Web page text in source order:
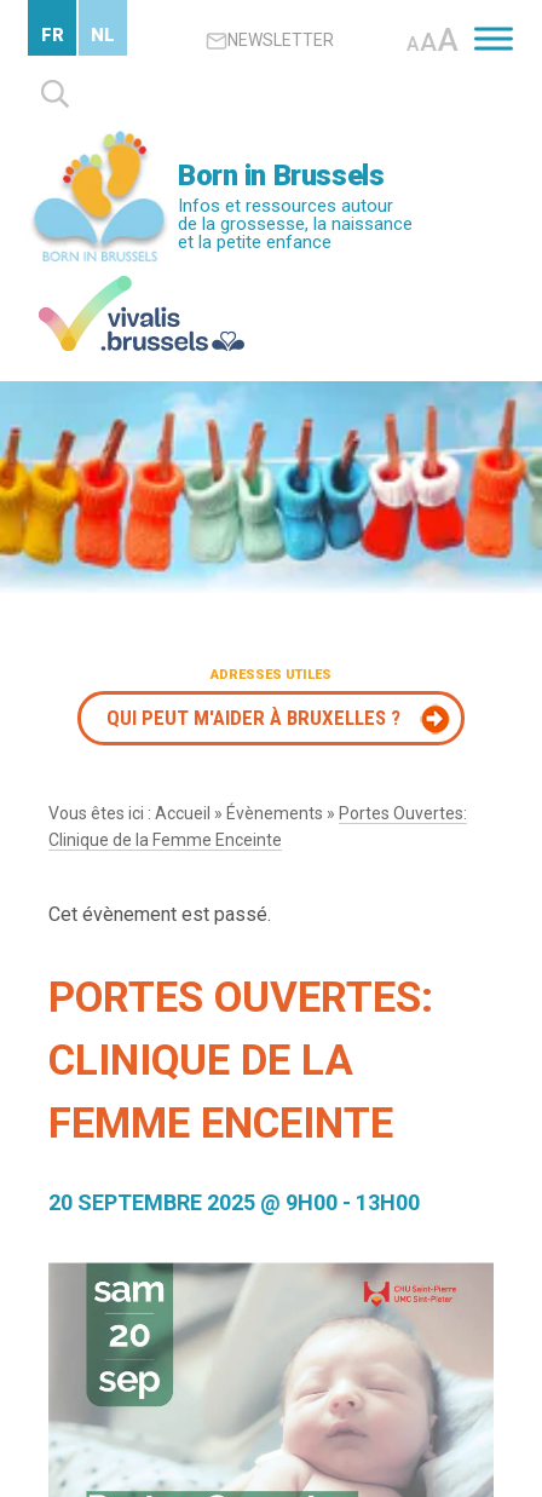
contenu
principal
NEWSLETTER AAA
Rechercher :
FR NL
Born in Brussels
Infos et ressources autour
de la grossesse, la naissance
et la petite enfance
ADRESSES UTILES
QUI PEUT M'AIDER À BRUXELLES ?
Vous êtes ici :Accueil » Évènements » Portes Ouvertes:
Clinique de la Femme Enceinte
Cet évènement est passé.
PORTES OUVERTES:
CLINIQUE DE LA
FEMME ENCEINTE
20 SEPTEMBRE 2025 @ 9H00 - 13H00